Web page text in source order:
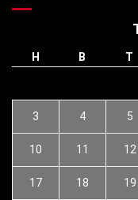
H B T
3 4 5
10 11 12
17 18 19